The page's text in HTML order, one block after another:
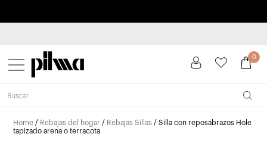
pilma 0
Home / Rebajas del hogar / Rebajas Sillas / Silla con reposabrazos Hole
tapizado arena o terracota